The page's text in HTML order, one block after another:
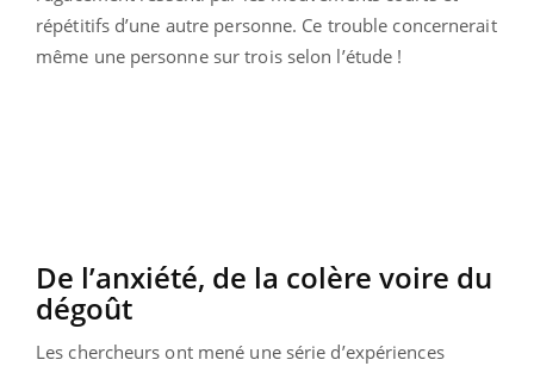
répétitifs d’une autre personne. Ce trouble concernerait
même une personne sur trois selon l’étude !
De l’anxiété, de la colère voire du
dégoût
Les chercheurs ont mené une série d’expériences